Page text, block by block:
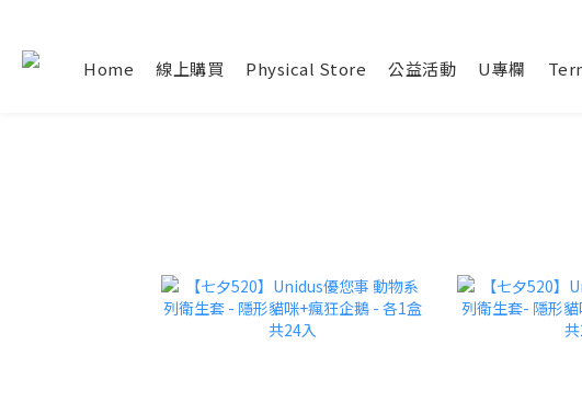
Home 線上購買 Physical Store 公益活動 U專欄